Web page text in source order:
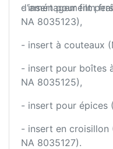
d'aménagement
- insert pour film
NA 8035123),
- insert à couteaux
- insert pour boîtes
NA 8035125),
- insert pour épices
- insert en croisillon
NA 8035127).